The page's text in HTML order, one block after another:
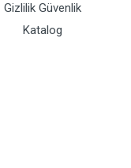
Gizlilik Güvenlik
Katalog